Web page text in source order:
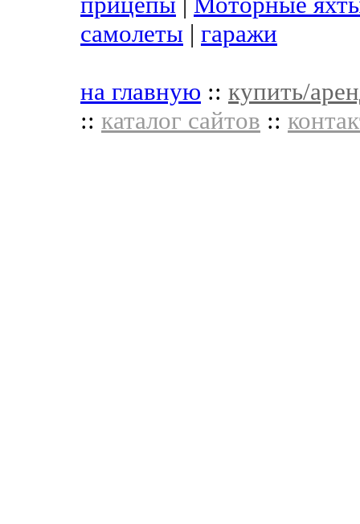
самолеты | гаражи
на главную :: купить/
:: каталог сайтов ::